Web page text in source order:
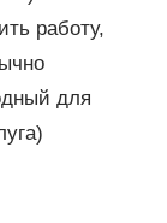
работу,
для